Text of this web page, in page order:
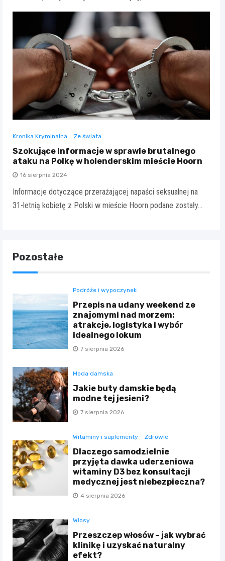
Kronika Kryminalna Ze świata
Szokujące informacje w sprawie brutalnego
ataku na Polkę w holenderskim mieście Hoorn
16 sierpnia 2024
Informacje dotyczące przerażającej napaści seksualnej na
31-letnią kobietę z Polski w mieście Hoorn podane zostały…
Pozostałe
Podróże i wypoczynek
Przepis na udany weekend ze
znajomymi nad morzem:
atrakcje, logistyka i wybór
idealnego lokum
7 sierpnia 2026
Moda damska
Jakie buty damskie będą
modne tej jesieni?
7 sierpnia 2026
Witaminy i suplementy Zdrowie
Dlaczego samodzielnie
przyjęta dawka uderzeniowa
witaminy D3 bez konsultacji
medycznej jest niebezpieczna?
4 sierpnia 2026
Włosy
Przeszczep włosów – jak wybrać
klinikę i uzyskać naturalny
efekt?